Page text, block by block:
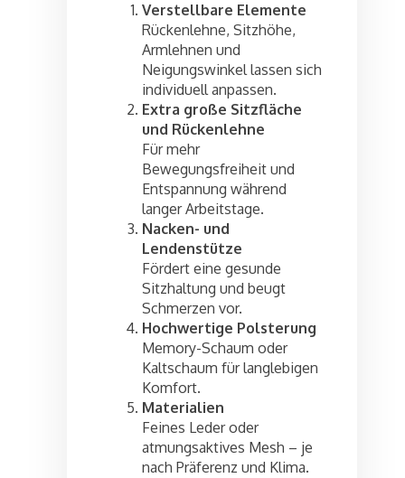
Verstellbare Elemente
Rückenlehne, Sitzhöhe,
Armlehnen und
Neigungswinkel lassen sich
individuell anpassen.
Extra große Sitzfläche
und Rückenlehne
Für mehr
Bewegungsfreiheit und
Entspannung während
langer Arbeitstage.
Nacken- und
Lendenstütze
Fördert eine gesunde
Sitzhaltung und beugt
Schmerzen vor.
Hochwertige Polsterung
Memory-Schaum oder
Kaltschaum für langlebigen
Komfort.
Materialien
Feines Leder oder
atmungsaktives Mesh – je
nach Präferenz und Klima.